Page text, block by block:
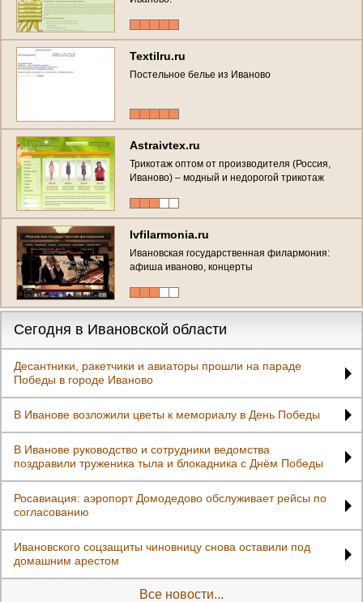
Textilru.ru
Постельное белье из Иваново
Astraivtex.ru
Трикотаж оптом от производителя (Россия,
Иваново) – модный и недорогой трикотаж
Ivfilarmonia.ru
Ивановская государственная филармония:
афиша иваново, концерты
Сегодня в Ивановской области
Десантники, ракетчики и авиаторы прошли на параде
Победы в городе Иваново
В Иванове возложили цветы к мемориалу в День Победы
В Иванове руководство и сотрудники ведомства
поздравили труженика тыла и блокадника с Днём Победы
Росавиация: аэропорт Домодедово обслуживает рейсы по
согласованию
Ивановского соцзащиты чиновницу снова оставили под
домашним арестом
Все новости...